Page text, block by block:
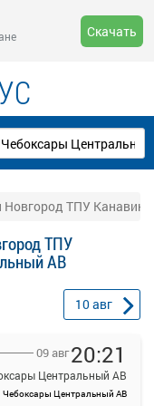
Скачать
ТПУ
ТПУ
АВ
10авг
09 авг20:21
Центральный АВ
Чебоксары Центральный АВ